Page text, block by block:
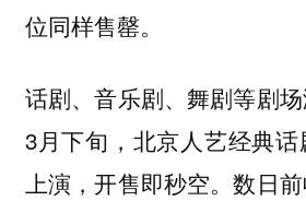
位同样售罄。
话剧、音乐剧、舞剧等剧场
3月下旬，北京人艺经典
上演，开售即秒空。数日